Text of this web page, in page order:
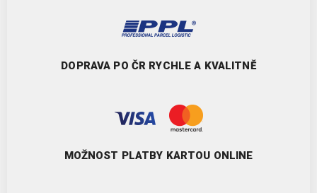
DOPRAVA PO ČR RYCHLE A KVALITNĚ
MOŽNOST PLATBY KARTOU ONLINE